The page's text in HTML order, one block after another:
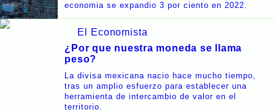
economia se expandio 3 por ciento en 2022.
El Economista
¿Por que nuestra moneda se llama
peso?
La divisa mexicana nacio hace mucho tiempo,
tras un amplio esfuerzo para establecer una
herramienta de intercambio de valor en el
territorio.